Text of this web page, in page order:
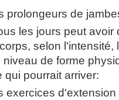
prolongeurs de
les jours peut avoir
selon
de forme
pourrait arriver:
exercices